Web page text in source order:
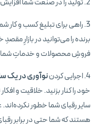
2. تولید را در صنعت شما افزایش می‌دهد.
3. راهی برای تبلیغ کسب و کار
برنده را می‌توانید در بازارِ
فروشِ محصولات و خدماتِ
4. اجرایی کردن
نوآوری در یک
خود را کنار بزنید. خلاقیت و
سایر رقبای شما خطور
هستند که شما حتی در برابر